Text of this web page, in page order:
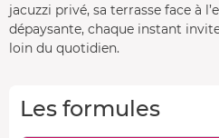
jacuzzi privé, sa terrasse face à
dépaysante, chaque instant
loin du quotidien.
Les formules